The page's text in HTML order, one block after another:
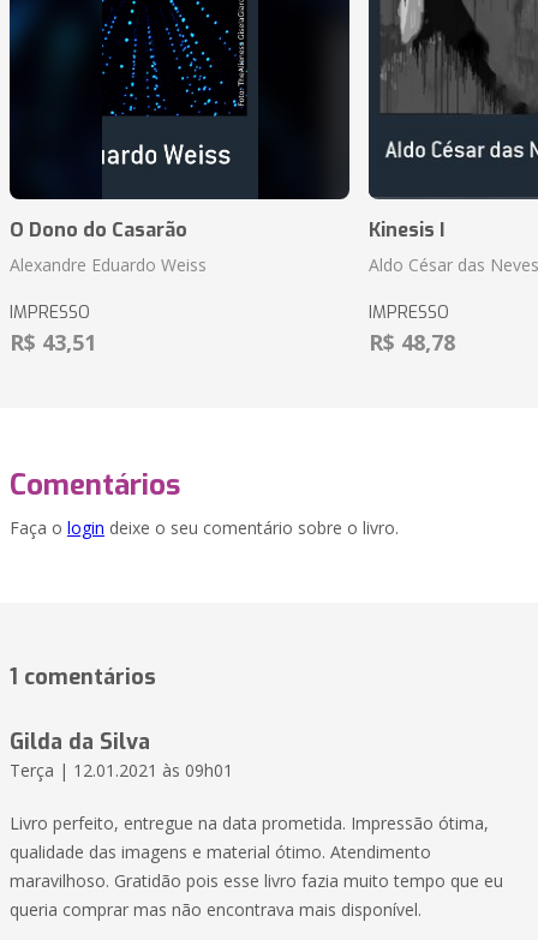
O Dono do Casarão
Alexandre Eduardo Weiss
IMPRESSO
R$ 43,51
Kinesis I
Aldo César das
IMPRESSO
R$ 48,78
Comentários
Faça o login deixe o seu comentário sobre o livro.
1 comentários
Gilda da Silva
Terça | 12.01.2021 às 09h01
Livro perfeito, entregue na data prometida. Impressão ótima,
qualidade das imagens e material ótimo. Atendimento
maravilhoso. Gratidão pois esse livro fazia muito tempo que eu
queria comprar mas não encontrava mais disponível.